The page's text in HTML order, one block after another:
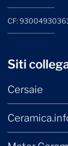
CF:
Siti
Cersaie